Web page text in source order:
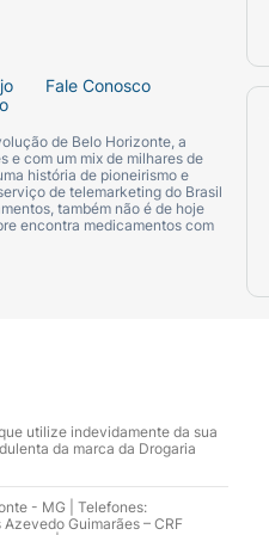
Fale Conosco
de Belo Horizonte, a
e com um mix de milhares de
história de pioneirismo e
de telemarketing do Brasil
também não é de hoje
encontra medicamentos com
utilize indevidamente da sua
da marca da Drogaria
- MG | Telefones:
Guimarães – CRF